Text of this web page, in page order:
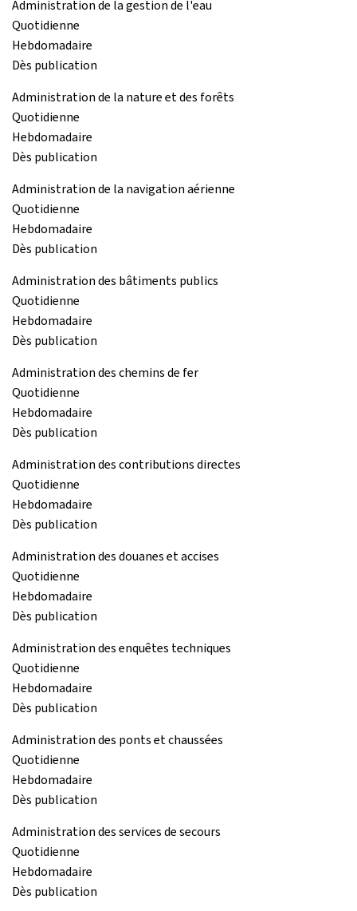
Administration de la gestion de l'eau
Quotidienne
Hebdomadaire
Dès publication
Administration de la nature et des forêts
Quotidienne
Hebdomadaire
Dès publication
Administration de la navigation aérienne
Quotidienne
Hebdomadaire
Dès publication
Administration des bâtiments publics
Quotidienne
Hebdomadaire
Dès publication
Administration des chemins de fer
Quotidienne
Hebdomadaire
Dès publication
Administration des contributions directes
Quotidienne
Hebdomadaire
Dès publication
Administration des douanes et accises
Quotidienne
Hebdomadaire
Dès publication
Administration des enquêtes techniques
Quotidienne
Hebdomadaire
Dès publication
Administration des ponts et chaussées
Quotidienne
Hebdomadaire
Dès publication
Administration des services de secours
Quotidienne
Hebdomadaire
Dès publication